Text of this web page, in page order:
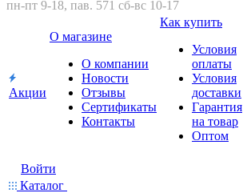
пн-пт 9-18, пав. 571 сб-вс 10-17
Акции
О магазине
О компании
Новости
Отзывы
Сертификаты
Контакты
Как купить
Условия
оплаты
Условия
доставки
Гарантия
на товар
Оптом
Войти
Каталог